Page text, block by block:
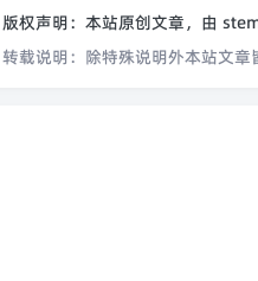
版权声明： 本站原创文章，由
转载说明： 除特殊说明外本站文章